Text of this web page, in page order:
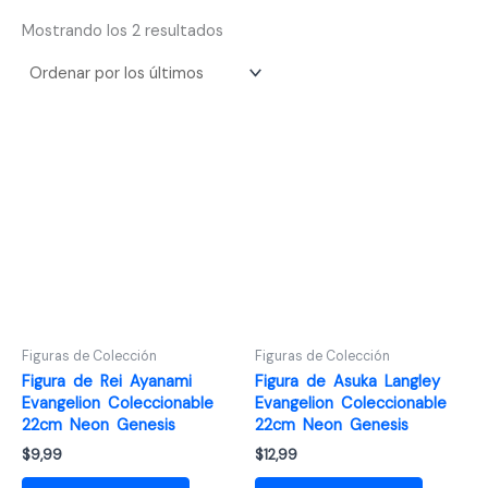
Mostrando los 2 resultados
últimos
Figuras de Colección
Figura de Rei Ayanami
Evangelion Coleccionable
22cm Neon Genesis
$9,99
Figuras de Colección
Figura de Asuka Langley
Evangelion Coleccionable
22cm Neon Genesis
$12,99